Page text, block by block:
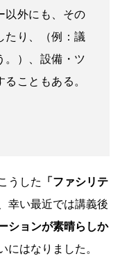
以外にも、その
たり、（例：議
。）、設備・ツ
こともある。
うした 「ファシリテ
幸い最近では講義後
ションが素晴らしか
にはなりました。